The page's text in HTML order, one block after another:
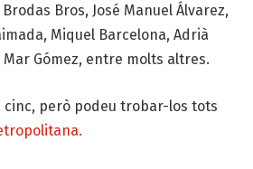
Brodas Bros, José Manuel Álvarez,
, Miquel Barcelona, Adrià
Mar Gómez, entre molts altres.
cinc, però podeu trobar-los tots